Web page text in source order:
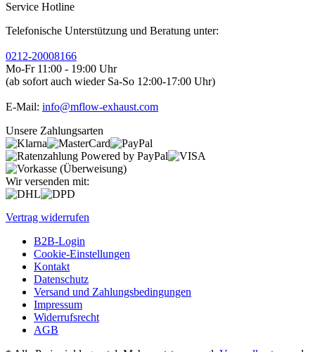
Service Hotline
Telefonische Unterstützung und Beratung unter:
0212-20008166
Mo-Fr 11:00 - 19:00 Uhr
(ab sofort auch wieder Sa-So 12:00-17:00 Uhr)
E-Mail: info@mflow-exhaust.com
Unsere Zahlungsarten
Wir versenden mit:
Vertrag widerrufen
B2B-Login
Cookie-Einstellungen
Kontakt
Datenschutz
Versand und Zahlungsbedingungen
Impressum
Widerrufsrecht
AGB